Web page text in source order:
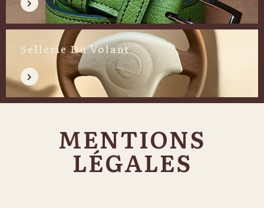
Sellerie Du Volant
MENTIONS
LÉGALES